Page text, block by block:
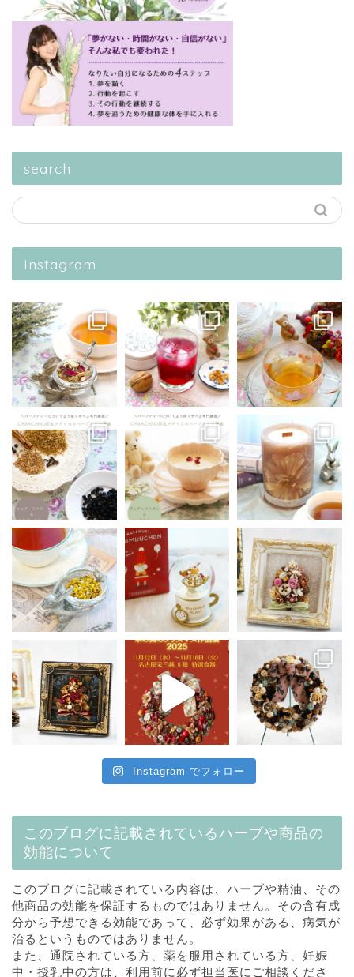
search
Instagram
Instagram でフォロー
このブログに記載されているハーブや商品の
効能について
このブログに記載されている内容は、ハーブや精油、その
他商品の効能を保証するものではありません。その含有成
分から予想できる効能であって、必ず効果がある、病気が
治るというものではありません。
また、通院されている方、薬を服用されている方、妊娠
中・授乳中の方は、利用前に必ず担当医にご相談くださ